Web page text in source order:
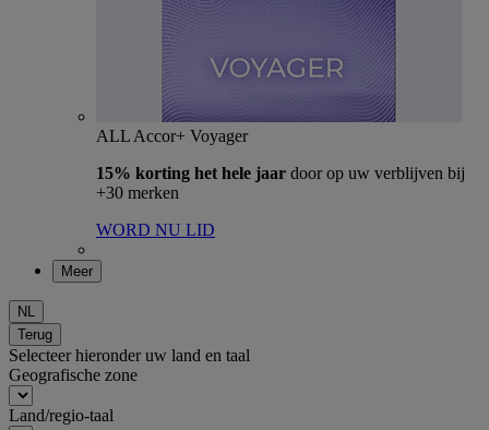
ALL Accor+ Voyager
15% korting het hele jaar door op uw verblijven bij
+30 merken
WORD NU LID
Meer
NL
Terug
Selecteer hieronder uw land en taal
Geografische zone
Land/regio-taal